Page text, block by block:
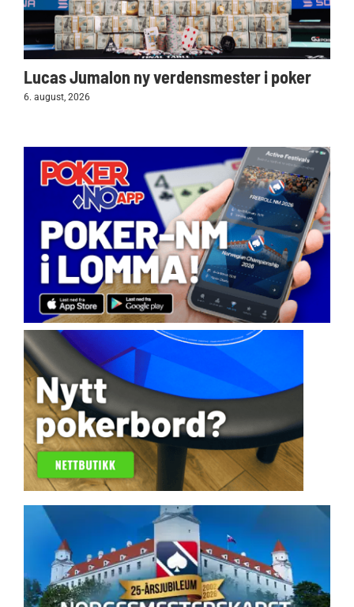
Lucas Jumalon ny verdensmester i poker
6. august, 2026